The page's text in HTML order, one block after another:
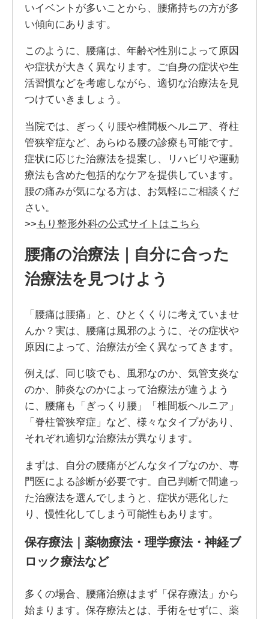
いイベントが多いことから、腰痛持ちの方が多
い傾向にあります。
このように、腰痛は、年齢や性別によって原因
や症状が大きく異なります。ご自身の症状や生
活習慣などを考慮しながら、適切な治療法を見
つけていきましょう。
当院では、ぎっくり腰や椎間板ヘルニア、脊柱
管狭窄症など、あらゆる腰の診療も可能です。
症状に応じた治療法を提案し、リハビリや運動
療法も含めた包括的なケアを提供しています。
腰の痛みが気になる方は、お気軽にご相談くだ
さい。
>> もり整形外科の公式サイトはこちら
腰痛の治療法｜自分に合った
治療法を見つけよう
「腰痛は腰痛」と、ひとくくりに考えていませ
んか？実は、腰痛は風邪のように、その症状や
原因によって、治療法が全く異なってきます。
例えば、同じ咳でも、風邪なのか、気管支炎な
のか、肺炎なのかによって治療法が違うよう
に、腰痛も「ぎっくり腰」「椎間板ヘルニア」
「脊柱管狭窄症」など、様々なタイプがあり、
それぞれ適切な治療法が異なります。
まずは、自分の腰痛がどんなタイプなのか、専
門医による診断が必要です。自己判断で間違っ
た治療法を選んでしまうと、症状が悪化した
り、慢性化してしまう可能性もあります。
保存療法｜薬物療法・理学療法・神経ブ
ロック療法など
多くの場合、腰痛治療はまず「保存療法」から
始まります。保存療法とは、手術をせずに、薬